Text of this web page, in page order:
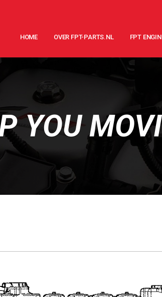
HOME OVER FPT-PARTS.NL FPT
YOU